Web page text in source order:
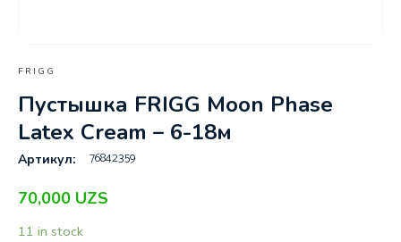
FRIGG
Пустышка FRIGG Moon Phase
Latex Cream – 6-18м
Артикул: 76842359
70,000 UZS
11 in stock